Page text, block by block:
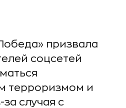
призвала
соцсетей
терроризмом и
случая с